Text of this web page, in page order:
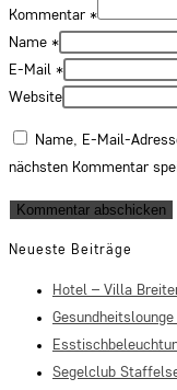
Kommentar *
Name *
E-Mail *
Website
Name, E-Mail-
nächsten Kommentar
Neueste Beiträge
Hotel – Villa
Segelclub